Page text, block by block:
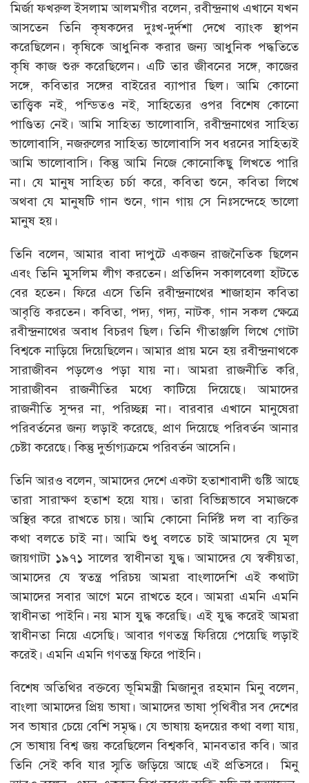
মির্জা ফখরুল ইসলাম আলমগীর বলেন, রবীন্দ্রনাথ এখানে যখন
আসতেন তিনি কৃষকদের দুঃখ-দুর্দশা দেখে ব্যাংক স্থাপন
করেছিলেন। কৃষিকে আধুনিক করার জন্য আধুনিক পদ্ধতিতে
কৃষি কাজ শুরু করেছিলেন। এটি তার জীবনের সঙ্গে, কাজের
সঙ্গে, কবিতার সঙ্গের বাইরের ব্যাপার ছিল। আমি কোনো
তাত্ত্বিক নই, পন্ডিতও নই, সাহিত্যের ওপর বিশেষ কোনো
পাণ্ডিত্য নেই। আমি সাহিত্য ভালোবাসি, রবীন্দ্রনাথের সাহিত্য
ভালোবাসি, নজরুলের সাহিত্য ভালোবাসি সব ধরনের সাহিত্যই
আমি ভালোবাসি। কিন্তু আমি নিজে কোনোকিছু লিখতে পারি
না। যে মানুষ সাহিত্য চর্চা করে, কবিতা শুনে, কবিতা লিখে
অথবা যে মানুষটি গান শুনে, গান গায় সে নিঃসন্দেহে ভালো
মানুষ হয়।
তিনি বলেন, আমার বাবা দাপুটে একজন রাজনৈতিক ছিলেন
এবং তিনি মুসলিম লীগ করতেন। প্রতিদিন সকালবেলা হাঁটতে
বের হতেন। ফিরে এসে তিনি রবীন্দ্রনাথের শাজাহান কবিতা
আবৃত্তি করতেন। কবিতা, পদ্য, গদ্য, নাটক, গান সকল ক্ষেত্রে
রবীন্দ্রনাথের অবাধ বিচরণ ছিল। তিনি গীতাঞ্জলি লিখে গোটা
বিশ্বকে নাড়িয়ে দিয়েছিলেন। আমার প্রায় মনে হয় রবীন্দ্রনাথকে
সারাজীবন পড়লেও পড়া যায় না। আমরা রাজনীতি করি,
সারাজীবন রাজনীতির মধ্যে কাটিয়ে দিয়েছে। আমাদের
রাজনীতি সুন্দর না, পরিচ্ছন্ন না। বারবার এখানে মানুষেরা
পরিবর্তনের জন্য লড়াই করেছে, প্রাণ দিয়েছে পরিবর্তন আনার
চেষ্টা করেছে। কিন্তু দুর্ভাগ্যক্রমে পরিবর্তন আসেনি।
তিনি আরও বলেন, আমাদের দেশে একটা হতাশাবাদী গুষ্টি আছে
তারা সারাক্ষণ হতাশ হয়ে যায়। তারা বিভিন্নভাবে সমাজকে
অস্থির করে রাখতে চায়। আমি কোনো নির্দিষ্ট দল বা ব্যক্তির
কথা বলতে চাই না। আমি শুধু বলতে চাই আমাদের যে মূল
জায়গাটা ১৯৭১ সালের স্বাধীনতা যুদ্ধ। আমাদের যে স্বকীয়তা,
আমাদের যে স্বতন্ত্র পরিচয় আমরা বাংলাদেশি এই কথাটা
আমাদের সবার আগে মনে রাখতে হবে। আমরা এমনি এমনি
স্বাধীনতা পাইনি। নয় মাস যুদ্ধ করেছি। এই যুদ্ধ করেই আমরা
স্বাধীনতা নিয়ে এসেছি। আবার গণতন্ত্র ফিরিয়ে পেয়েছি লড়াই
করেই। এমনি এমনি গণতন্ত্র ফিরে পাইনি।
বিশেষ অতিথির বক্তব্যে ভূমিমন্ত্রী মিজানুর রহমান মিনু বলেন,
বাংলা আমাদের প্রিয় ভাষা। আমাদের ভাষা পৃথিবীর সব দেশের
সব ভাষার চেয়ে বেশি সমৃদ্ধ। যে ভাষায় হৃদয়ের কথা বলা যায়,
সে ভাষায় বিশ্ব জয় করেছিলেন বিশ্বকবি, মানবতার কবি। আর
তিনি সেই কবি যার স্মৃতি জড়িয়ে আছে এই প্রতিসরে। মিনু